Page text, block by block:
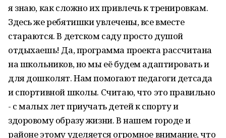
я знаю, как сложно их привлечь к тренировкам.
Здесь же ребятишки увлечены, все вместе
стараются. В детском саду просто душой
отдыхаешь! Да, программа проекта рассчитана
на школьников, но мы её будем адаптировать и
для дошколят. Нам помогают педагоги детсада
и спортивной школы. Считаю, что это правильно
- с малых лет приучать детей к спорту и
здоровому образу жизни. В нашем городе и
районе этому уделяется огромное внимание, что